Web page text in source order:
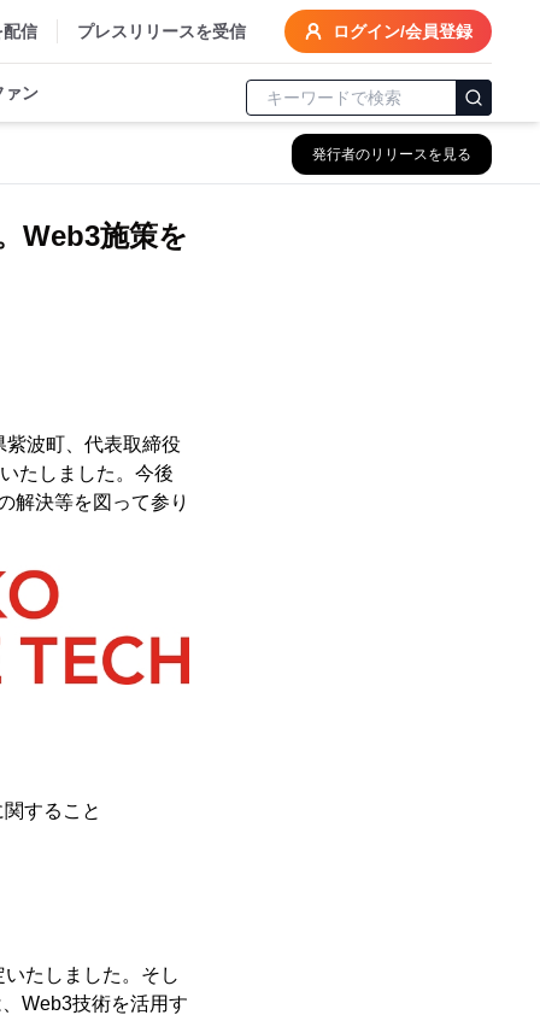
配信 プレスリリースを受信 ログイン/会員登録
ァン
発行者のリリースを見る
Web3施策を
波町、代表取締役
たしました。今後
解決等を図って参り
すること
たしました。そし
Web3技術を活用す